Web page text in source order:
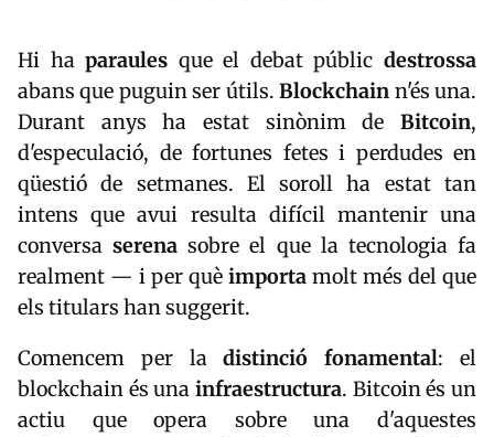
Hi haparaules que el debat públicdestrossa
abans que puguin ser útils.Blockchain n'és una.
Durant anys ha estat sinònim de Bitcoin,
d'especulació, de fortunes fetes i perdudes en
qüestió de setmanes. El soroll ha estat tan
intens que avui resulta difícil mantenir una
conversaserena sobre el que la tecnologia fa
realment — i per què importa molt més del que
els titulars han suggerit.
Comencem per ladistinció fonamental: el
blockchain és una infraestructura. Bitcoin és un
actiu que opera sobre una d'aquestes